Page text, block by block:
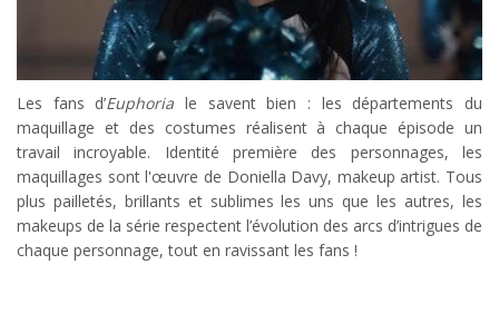
Les fans d’Euphoria le savent bien : les départements du
maquillage et des costumes réalisent à chaque épisode un
travail incroyable. Identité première des personnages, les
maquillages sont l'œuvre de Doniella Davy, makeup artist. Tous
plus pailletés, brillants et sublimes les uns que les autres, les
makeups de la série respectent l’évolution des arcs d’intrigues de
chaque personnage, tout en ravissant les fans !